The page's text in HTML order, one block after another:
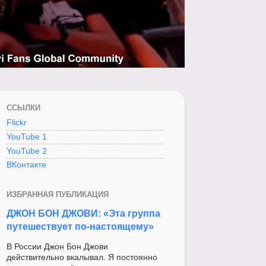
ССЫЛКИ
Flickr
YouTube 1
YouTube 2
ВКонтакте
ИЗБРАННАЯ ПУБЛИКАЦИЯ
ДЖОН БОН ДЖОВИ: «Эта группа
путешествует по-настоящему»
В России Джон Бон Джови
действительно вкалывал. Я постоянно